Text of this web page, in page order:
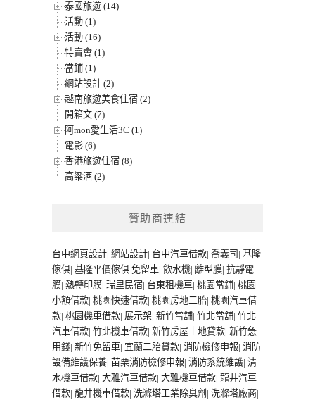
泰國旅遊 (14)
活動 (1)
活動 (16)
特賣會 (1)
當鋪 (1)
網站設計 (2)
越南旅遊美食住宿 (2)
開箱文 (7)
阿mon愛生活3C (1)
電影 (6)
香港旅遊住宿 (8)
高粱酒 (2)
贊助商連結
台中網頁設計| 網站設計| 台中汽車借款| 喬義司 | 基隆
傢俱| 基隆平價傢俱 免留車| 飲水機| 離型膜| 抗靜電
膜| 熱轉印膜| 瑞里民宿| 台東租機車| 桃園當鋪| 桃園
小額借款| 桃園快速借款| 桃園房地二胎| 桃園汽車借
款| 桃園機車借款| 展示架| 新竹當舖| 竹北當舖| 竹北
汽車借款| 竹北機車借款| 新竹房屋土地貸款| 新竹急
用錢| 新竹免留車| 宜蘭二胎貸款| 消防檢修申報| 消防
設備維護保養| 苗栗消防檢修申報| 消防系統維護| 清
水機車借款| 大雅汽車借款| 大雅機車借款| 龍井汽車
借款| 龍井機車借款| 洗滌塔工業除臭劑 | 洗滌塔廠商|